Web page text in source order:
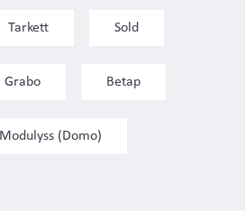
Tarkett Sold
Grabo Betap
Modulyss (Domo)